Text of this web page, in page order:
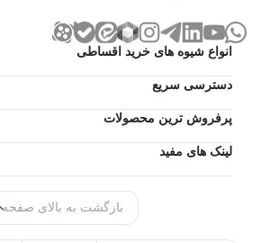
انواع شیوه های خرید اقساطی
دسترسی سریع
پرفروش ترین محصولات
لینک های مفید
بازگشت به بالای صفحه